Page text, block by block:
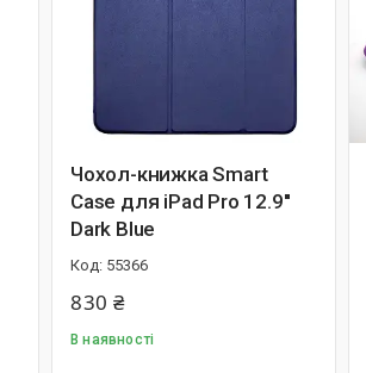
Чохол-книжка Smart
Case для iPad Pro 12.9''
Dark Blue
55366
830 ₴
В наявності